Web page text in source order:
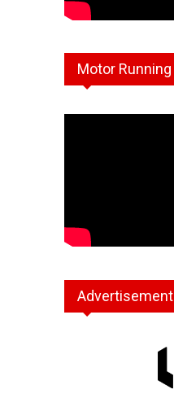
Motor Running
Advertisement